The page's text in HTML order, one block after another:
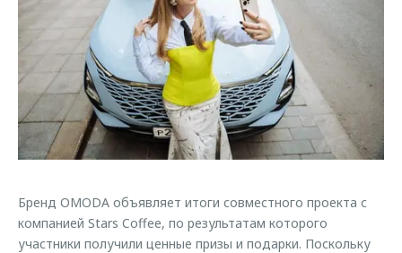
Страхование
Кредитный калькулятор
Аксессуары
Одежда и сувениры
Оригинальные аксессуары
Запчасти
Трейд-ин
Руководства по эксплуатации
Клиентская поддержка
O&J Автоклуб
Клуб владельцев OMODA
Приложение O&J
Одежда и сувениры
Оригинальные аксессуары
Обратная связь
Бренд OMODA объявляет итоги совместного проекта с
компанией Stars Coffee, по результатам которого
участники получили ценные призы и подарки. Поскольку